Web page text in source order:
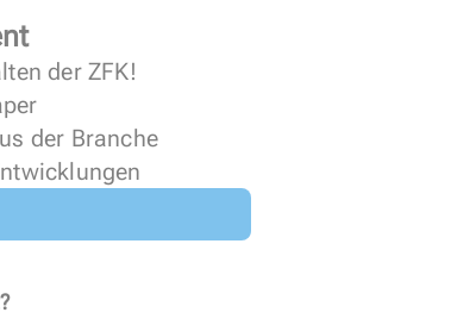
der ZFK!
der Branche